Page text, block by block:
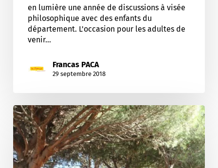
en lumière une année de discussions à visée
philosophique avec des enfants du
département. L'occasion pour les adultes de
venir…
Francas PACA
29 septembre 2018
Rencontre
des
centres
écohérents
du
Var